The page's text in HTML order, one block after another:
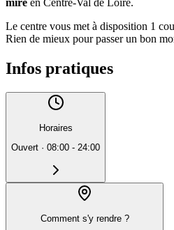
mire en Centre-Val de Loire.
Le centre vous met à disposition 1
Rien de mieux pour passer un bon
Infos pratiques
Horaires
Ouvert · 08:00 - 24:00
Comment s'y rendre ?